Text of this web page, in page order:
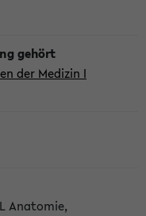
der Medizin I
Anatomie,